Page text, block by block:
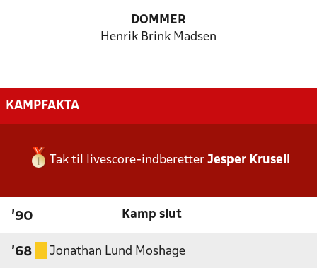
DOMMER
Henrik Brink Madsen
KAMPFAKTA
Tak til livescore-indberetter Jesper Krusell
'90 Kamp slut
'68 Jonathan Lund Moshage